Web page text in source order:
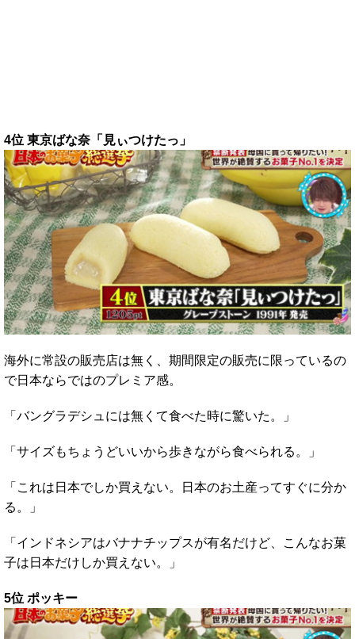
4位 東京ばな奈「見ぃつけたっ」
海外に常設の販売店は無く、期間限定の販売に限っているの
で日本ならではのプレミア感。
「バングラデシュには無くて食べた時に驚いた。」
「サイズもちょうどいいから歩きながら食べられる。」
「これは日本でしか買えない。日本のお土産ってすぐに分か
る。」
「インドネシアはバナナチップスが有名だけど、こんなお菓
子は日本だけしか買えない。」
5位 ポッキー